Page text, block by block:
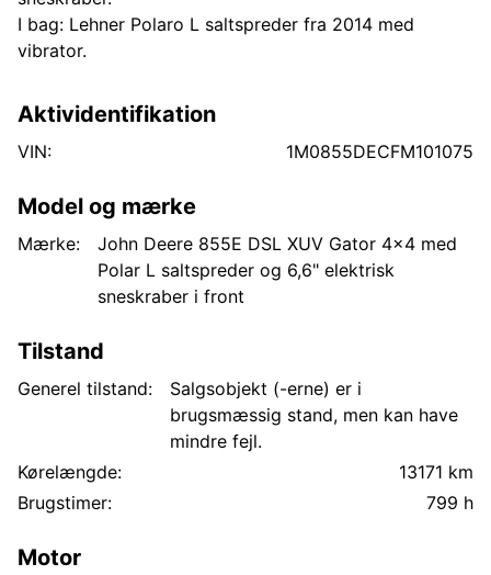
I bag: Lehner Polaro L saltspreder fra 2014 med
vibrator.
Aktividentifikation
VIN: 1M0855DECFM101075
Model og mærke
Mærke:
John Deere 855E DSL XUV Gator 4x4 med
Polar L saltspreder og 6,6" elektrisk
sneskraber i front
Tilstand
Generel tilstand:
Salgsobjekt (-erne) er i
brugsmæssig stand, men kan have
mindre fejl.
Kørelængde:
13171 km
Brugstimer:
799 h
Motor